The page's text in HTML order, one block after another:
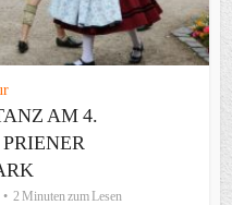
AM 4.
2 Minuten zum Lesen